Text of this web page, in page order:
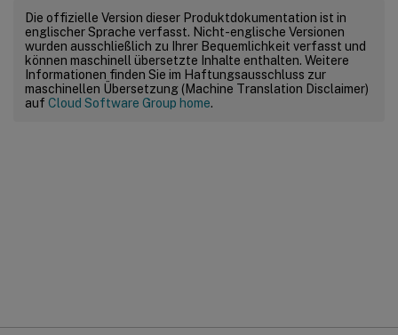
          Order deny
,allow
</Limit>
Die offizielle Version dieser Produktdokumentation ist in
englischer Sprache verfasst. Nicht-englische Versionen
wurden ausschließlich zu Ihrer Bequemlichkeit verfasst und
können maschinell übersetzte Inhalte enthalten. Weitere
Informationen finden Sie im Haftungsausschluss zur
maschinellen Übersetzung (Machine Translation Disclaimer)
auf Cloud Software Group home.